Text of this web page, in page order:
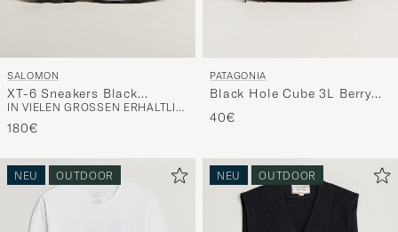
SALOMON
XT-6 Sneakers Black
Coffee/Burro
IN VIELEN GRÖSSEN ERHÄLTLICH
180€
PATAGONIA
Black Hole Cube 3L Berry
Fig
40€
NEU OUTDOOR NEU OUTDOOR